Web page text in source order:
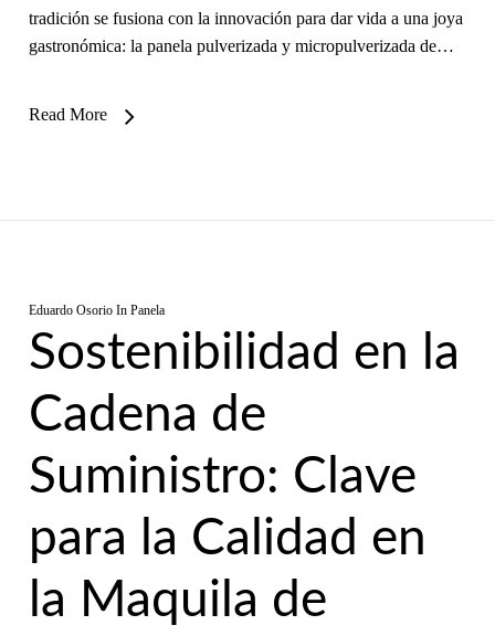
tradición se fusiona con la innovación para dar vida a una joya
gastronómica: la panela pulverizada y micropulverizada de…
Read More
Eduardo Osorio In Panela
Sostenibilidad en la
Cadena de
Suministro: Clave
para la Calidad en
la Maquila de